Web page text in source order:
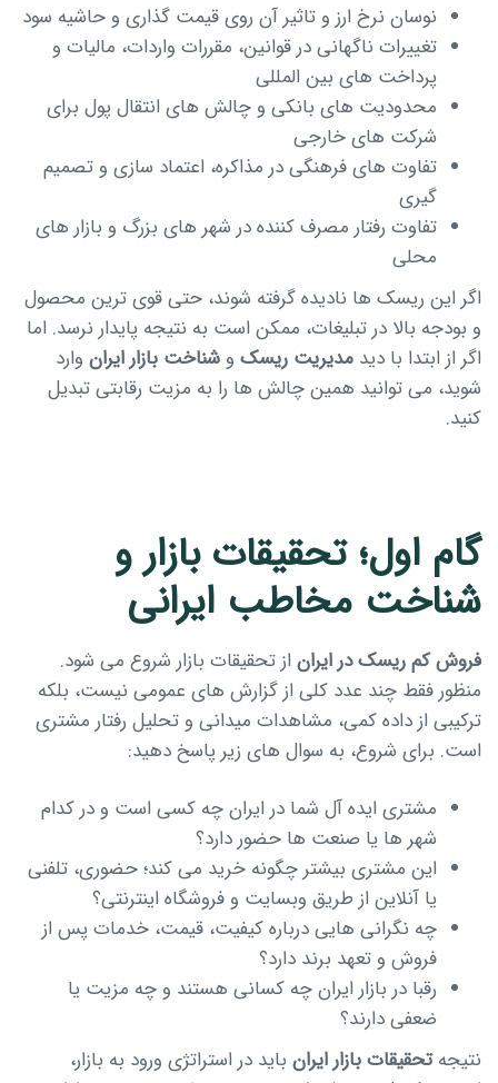
Type and hit enter
نوسان نرخ ارز و تاثیر آن روی قیمت گذاری و حاشیه سود
تغییرات ناگهانی در قوانین، مقررات واردات، مالیات و
پرداخت های بین المللی
محدودیت های بانکی و چالش های انتقال پول برای
شرکت های خارجی
تفاوت های فرهنگی در مذاکره، اعتماد سازی و تصمیم
گیری
تفاوت رفتار مصرف کننده در شهر های بزرگ و بازار های
محلی
اگر این ریسک ها نادیده گرفته شوند، حتی قوی ترین محصول
و بودجه بالا در تبلیغات، ممکن است به نتیجه پایدار نرسد. اما
اگر از ابتدا با دید مدیریت ریسک و شناخت بازار ایران وارد
شوید، می توانید همین چالش ها را به مزیت رقابتی تبدیل
کنید.
گام اول؛ تحقیقات بازار و
شناخت مخاطب ایرانی
فروش کم ریسک در ایران از تحقیقات بازار شروع می شود.
منظور فقط چند عدد کلی از گزارش های عمومی نیست، بلکه
ترکیبی از داده کمی، مشاهدات میدانی و تحلیل رفتار مشتری
است. برای شروع، به سوال های زیر پاسخ دهید:
مشتری ایده آل شما در ایران چه کسی است و در کدام
شهر ها یا صنعت ها حضور دارد؟
این مشتری بیشتر چگونه خرید می کند؛ حضوری، تلفنی
یا آنلاین از طریق وبسایت و فروشگاه اینترنتی؟
چه نگرانی هایی درباره کیفیت، قیمت، خدمات پس از
فروش و تعهد برند دارد؟
رقبا در بازار ایران چه کسانی هستند و چه مزیت یا
ضعفی دارند؟
نتیجهتحقیقات بازار ایران باید در استراتژی ورود به بازار،